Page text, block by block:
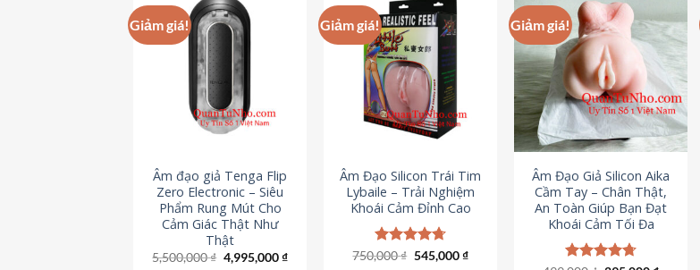
Giảm giá!
Âm đạo giả Tenga Flip
Zero Electronic – Siêu
Phẩm Rung Mút Cho
Cảm Giác Thật Như
Thật
5,500,000₫ Giá
4,995,000₫Giá
Giảm giá!
Âm Đạo Silicon Trái Tim
Lybaile – Trải Nghiệm
Khoái Cảm Đỉnh Cao
Được xếp
750,000₫ Giá
545,000₫Giá
Giảm giá!
Âm Đạo Giả Silicon Aika
Cầm Tay – Chân Thật,
An Toàn Giúp Bạn Đạt
Khoái Cảm Tối Đa